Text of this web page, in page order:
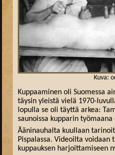
Kuva:
Kuppaaminen oli Suomessa
täysin yleistä vielä 1970-
lopulla se oli täyttä arkea:
saunoissa kupparin työmaana
Ääninauhalta kuullaan
Pispalassa. Videoilta voidaan
kuppauksen harjoittamiseen